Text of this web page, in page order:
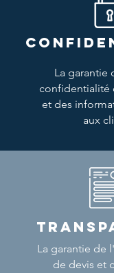
La garantie
confidentialité
et des
aux
La garantie de
de devis et